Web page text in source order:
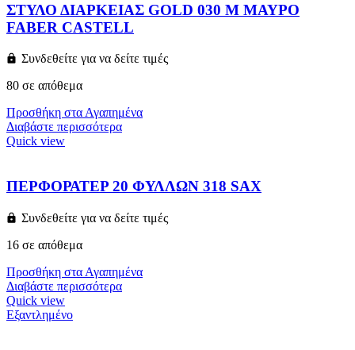
ΣΤΥΛΟ ΔΙΑΡΚΕΙΑΣ GOLD 030 M ΜΑΥΡΟ
FABER CASTELL
Συνδεθείτε για να δείτε τιμές
80 σε απόθεμα
Προσθήκη στα Αγαπημένα
Διαβάστε περισσότερα
Quick view
ΠΕΡΦΟΡΑΤΕΡ 20 ΦΥΛΛΩΝ 318 SAX
Συνδεθείτε για να δείτε τιμές
16 σε απόθεμα
Προσθήκη στα Αγαπημένα
Διαβάστε περισσότερα
Quick view
Εξαντλημένο